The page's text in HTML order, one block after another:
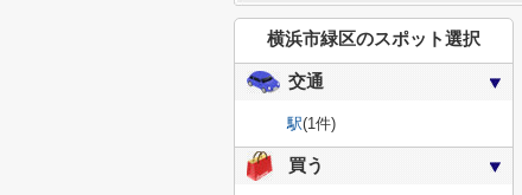
横浜市緑区のスポット選択
交通
駅(1件)
買う